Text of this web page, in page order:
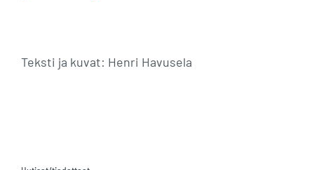
Teksti ja kuvat: Henri Havusela